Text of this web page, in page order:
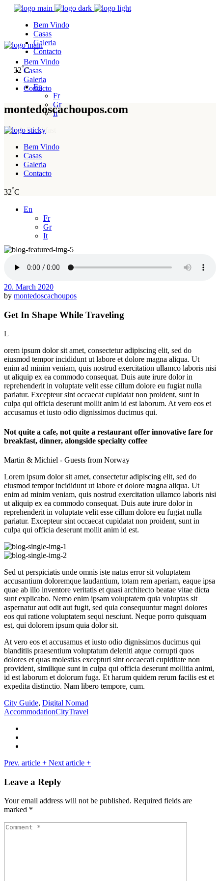
Bem Vindo
Casas
Galeria
Contacto
32°C
En
Fr
Gr
It
Bem Vindo
Casas
Galeria
Contacto
32°C
En
Fr
Gr
It
Bem Vindo
Casas
Galeria
Contacto
montedoscachoupos.com
Bed & Breakfast
20. March 2020
by montedoscachoupos
Get In Shape While Traveling
L
orem ipsum dolor sit amet, consectetur adipiscing elit, sed do
eiusmod tempor incididunt ut labore et dolore magna aliqua. Ut
enim ad minim veniam, quis nostrud exercitation ullamco laboris nisi
ut aliquip ex ea commodo consequat. Duis aute irure dolor in
reprehenderit in voluptate velit esse cillum dolore eu fugiat nulla
pariatur. Excepteur sint occaecat cupidatat non proident, sunt in
culpa qui officia deserunt mollit anim id est laborum. At vero eos et
accusamus et iusto odio dignissimos ducimus qui.
Not quite a cafe, not quite a restaurant offer innovative fare for
breakfast, dinner, alongside specialty coffee
Martin & Michiel - Guests from Norway
Lorem ipsum dolor sit amet, consectetur adipiscing elit, sed do
eiusmod tempor incididunt ut labore et dolore magna aliqua. Ut
enim ad minim veniam, quis nostrud exercitation ullamco laboris nisi
ut aliquip ex ea commodo consequat. Duis aute irure dolor in
reprehenderit in voluptate velit esse cillum dolore eu fugiat nulla
pariatur. Excepteur sint occaecat cupidatat non proident, sunt in
culpa qui officia deserunt mollit anim id est.
Sed ut perspiciatis unde omnis iste natus error sit voluptatem
accusantium doloremque laudantium, totam rem aperiam, eaque ipsa
quae ab illo inventore veritatis et quasi architecto beatae vitae dicta
sunt explicabo. Nemo enim ipsam voluptatem quia voluptas sit
aspernatur aut odit aut fugit, sed quia consequuntur magni dolores
eos qui ratione voluptatem sequi nesciunt. Neque porro quisquam
est, qui dolorem ipsum quia dolor sit.
At vero eos et accusamus et iusto odio dignissimos ducimus qui
blanditiis praesentium voluptatum deleniti atque corrupti quos
dolores et quas molestias excepturi sint occaecati cupiditate non
provident, similique sunt in culpa qui officia deserunt mollitia animi,
id est laborum et dolorum fuga. Et harum quidem rerum facilis est et
expedita distinctio. Nam libero tempore, cum.
City Guide, Digital Nomad
AccommodationCityTravel
Prev. article + Next article +
Leave a Reply
Your email address will not be published. Required fields are
marked *